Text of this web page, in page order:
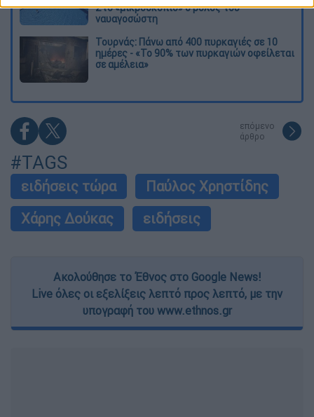
Στο «μικροσκόπιο» ο ρόλος του
ναυαγοσώστη
Τουρνάς: Πάνω από 400 πυρκαγιές σε 10
ημέρες - «Το 90% των πυρκαγιών οφείλεται
σε αμέλεια»
επόμενο
άρθρο
#TAGS
ειδήσεις τώρα
Παύλος Χρηστίδης
Χάρης Δούκας
ειδήσεις
Ακολούθησε το Έθνος στο Google News!
Live όλες οι εξελίξεις λεπτό προς λεπτό, με την
υπογραφή του www.ethnos.gr